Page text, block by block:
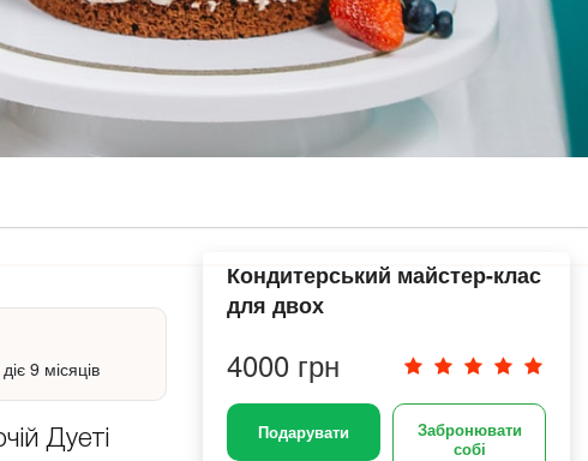
Кондитерський майстер-клас
для двох
4000 грн
Подарувати
Забронювати
собі
9 місяців
Дуеті